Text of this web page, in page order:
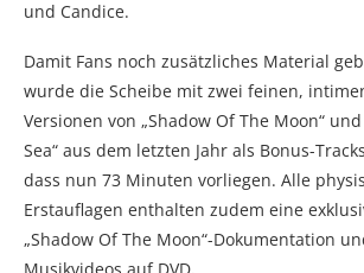
und Candice.
Damit Fans noch zusätzliches Material
wurde die Scheibe mit zwei feinen,
Versionen von „Shadow Of The Moon“
Sea“ aus dem letzten Jahr als Bonus-
dass nun 73 Minuten vorliegen. Alle
Erstauflagen enthalten zudem eine
„Shadow Of The Moon“-Dokumentation
Musikvideos auf DVD.